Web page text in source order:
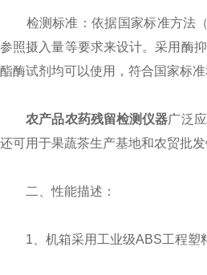
检测标准：依据国家标准方法（
参照摄入量等要求来设计。采用酶
酯酶试剂均可以使用，符合国家标准
农产品农药残留检测仪器广泛
还可用于果蔬茶生产基地和农贸批
二、性能描述：
1、机箱采用工业级ABS工程塑